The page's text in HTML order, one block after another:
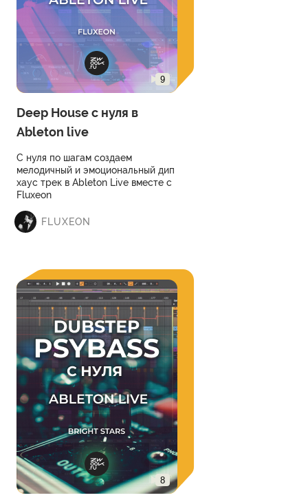
9
Deep House с нуля в
Ableton live
С нуля по шагам создаем
мелодичный и эмоциональный дип
хаус трек в Ableton Live вместе с
Fluxeon
FLUXEON
8